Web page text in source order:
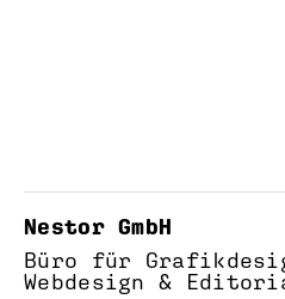
Nestor GmbH
Büro für
Webdesign &